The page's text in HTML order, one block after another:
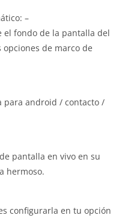
–
el fondo de la pantalla del
de marco de
para android / contacto /
pantalla en vivo en su
hermoso.
configurarla en tu opción